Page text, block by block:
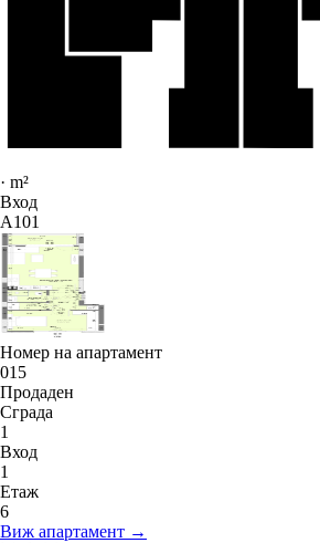
· m²
Вход
A101
Номер на апартамент
015
Продаден
Сграда
1
Вход
1
Етаж
6
Виж апартамент →